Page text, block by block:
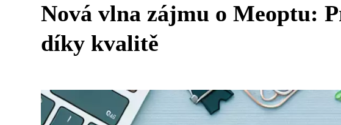
Nová vlna zájmu o Meoptu:
díky kvalitě